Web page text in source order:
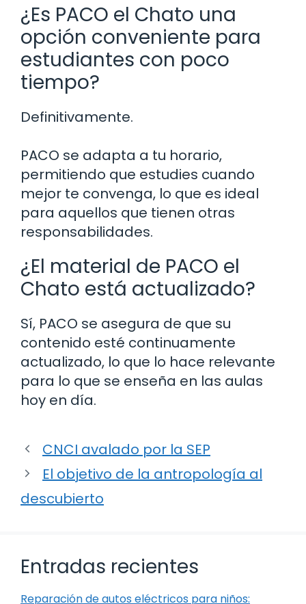
¿Es PACO el Chato una
opción conveniente para
estudiantes con poco
tiempo?
Definitivamente.
PACO se adapta a tu horario,
permitiendo que estudies cuando
mejor te convenga, lo que es ideal
para aquellos que tienen otras
responsabilidades.
¿El material de PACO el
Chato está actualizado?
Sí, PACO se asegura de que su
contenido esté continuamente
actualizado, lo que lo hace relevante
para lo que se enseña en las aulas
hoy en día.
CNCI avalado por la SEP
El objetivo de la antropología al
descubierto
Entradas recientes
Reparación de autos eléctricos para niños: